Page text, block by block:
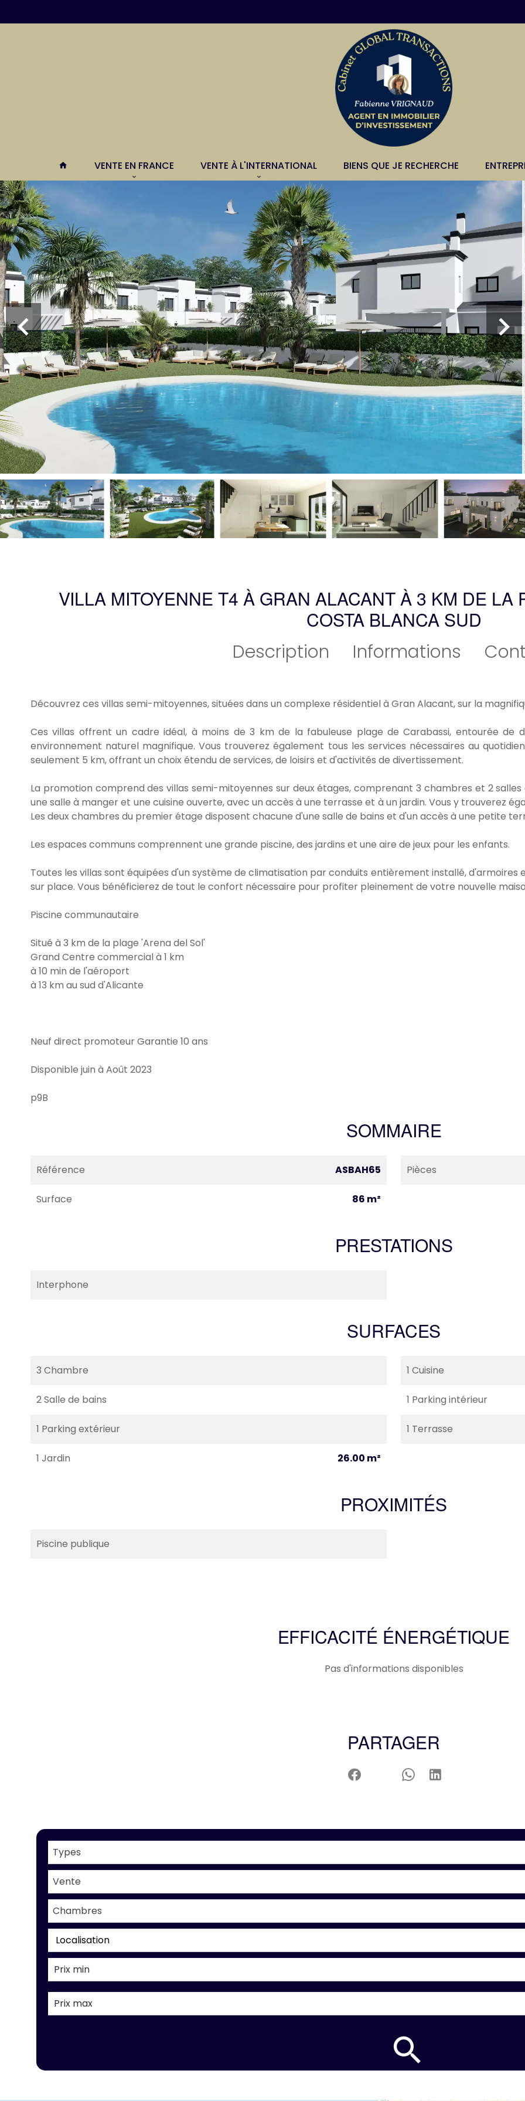
VENTE EN FRANCE VENTE À L'INTERNATIONAL BIENS QUE JE RECHERCHE
VILLA MITOYENNE T4 À GRAN ALACANT À 3 KM DE LA
COSTA BLANCA SUD
Description Informations
Découvrez ces villas semi-mitoyennes, situées dans un complexe résidentiel à Gran Alacant, sur la
Ces villas offrent un cadre idéal, à moins de 3 km de la fabuleuse plage de Carabassi, entourée
environnement naturel magnifique. Vous trouverez également tous les services nécessaires au
seulement 5 km, offrant un choix étendu de services, de loisirs et d'activités de divertissement.
La promotion comprend des villas semi-mitoyennes sur deux étages, comprenant 3 chambres et 2
une salle à manger et une cuisine ouverte, avec un accès à une terrasse et à un jardin. Vous y trouverez
Les deux chambres du premier étage disposent chacune d'une salle de bains et d'un accès à une petite
Les espaces communs comprennent une grande piscine, des jardins et une aire de jeux pour les enfants.
Toutes les villas sont équipées d'un système de climatisation par conduits entièrement installé, d'armoires
sur place. Vous bénéficierez de tout le confort nécessaire pour profiter pleinement de votre nouvelle
Piscine communautaire
Situé à 3 km de la plage 'Arena del Sol'
Grand Centre commercial à 1 km
à 10 min de l'aéroport
à 13 km au sud d'Alicante
Neuf direct promoteur Garantie 10 ans
Disponible juin à Août 2023
p9B
SOMMAIRE
Référence ASBAH65 Pièces
Surface 86 m²
PRESTATIONS
Interphone
SURFACES
3 Chambre 1 Cuisine
2 Salle de bains 1 Parking intérieur
1 Parking extérieur 1 Terrasse
1 Jardin 26.00 m²
PROXIMITÉS
Piscine publique
EFFICACITÉ ÉNERGÉTIQUE
Pas d'informations disponibles
PARTAGER
Types
Vente
Chambres
Localisation